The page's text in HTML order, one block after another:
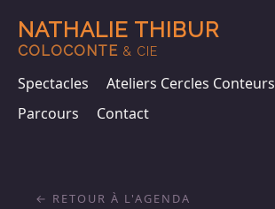
NATHALIE THIBUR
COLOCONTE & CIE
Spectacles Ateliers Cercles Conteurs
Parcours
Contact
RETOUR À L'AGENDA